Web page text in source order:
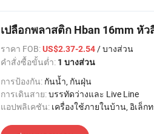
เปลือกพลาสติก Hban 16mm หั
ราคา FOB:US$2.37-2.54/ บางส่วน
คำสั่งซื้อขั้นต่ำ: 1 บางส่วน
การป้องกัน: กันน้ำ, กันฝุ่น
การเดินสาย:บรรทัดว่างและ Live Line
แอปพลิเคชัน: เครื่องใช้ภายในบ้าน, อิเล็กทรอนิกส์, แสงสว่าง, อุตสาหกรรม, อพาร์ทเมนท์ / วิล